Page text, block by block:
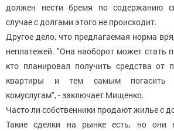
должен нести бремя по содержанию
случае с долгами этого не происходит.
Другое дело, что предлагаемая норма
неплатежей. "Она наоборот может стать
кто планировал получить средства от
квартиры и тем самым погасить
комуслугам", - заключает Мищенко.
Часто ли собственники продают жилье с
Такие сделки на рынке есть, но они